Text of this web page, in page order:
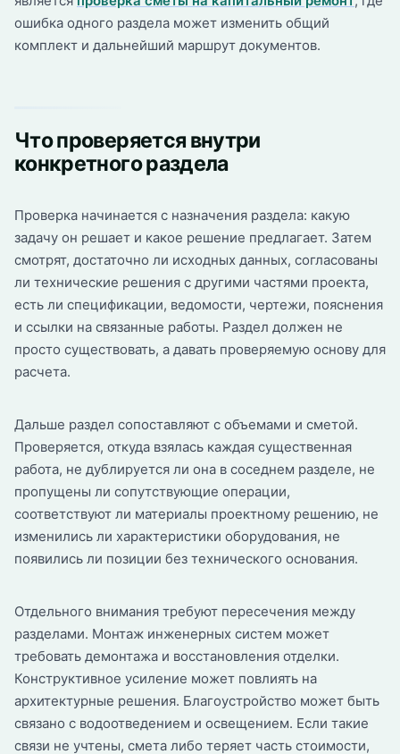
ошибка одного раздела может изменить общий
комплект и дальнейший маршрут документов.
Что проверяется внутри
конкретного раздела
Проверка начинается с назначения раздела: какую
задачу он решает и какое решение предлагает. Затем
смотрят, достаточно ли исходных данных, согласованы
ли технические решения с другими частями проекта,
есть ли спецификации, ведомости, чертежи, пояснения
и ссылки на связанные работы. Раздел должен не
просто существовать, а давать проверяемую основу для
расчета.
Дальше раздел сопоставляют с объемами и сметой.
Проверяется, откуда взялась каждая существенная
работа, не дублируется ли она в соседнем разделе, не
пропущены ли сопутствующие операции,
соответствуют ли материалы проектному решению, не
изменились ли характеристики оборудования, не
появились ли позиции без технического основания.
Отдельного внимания требуют пересечения между
разделами. Монтаж инженерных систем может
требовать демонтажа и восстановления отделки.
Конструктивное усиление может повлиять на
архитектурные решения. Благоустройство может быть
связано с водоотведением и освещением. Если такие
связи не учтены, смета либо теряет часть стоимости,